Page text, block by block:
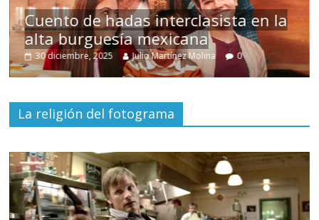
Cuento de hadas interclasista en la
alta burguesía mexicana
30 diciembre, 2025 Julio Martínez Molina 0
La religión del fotograma